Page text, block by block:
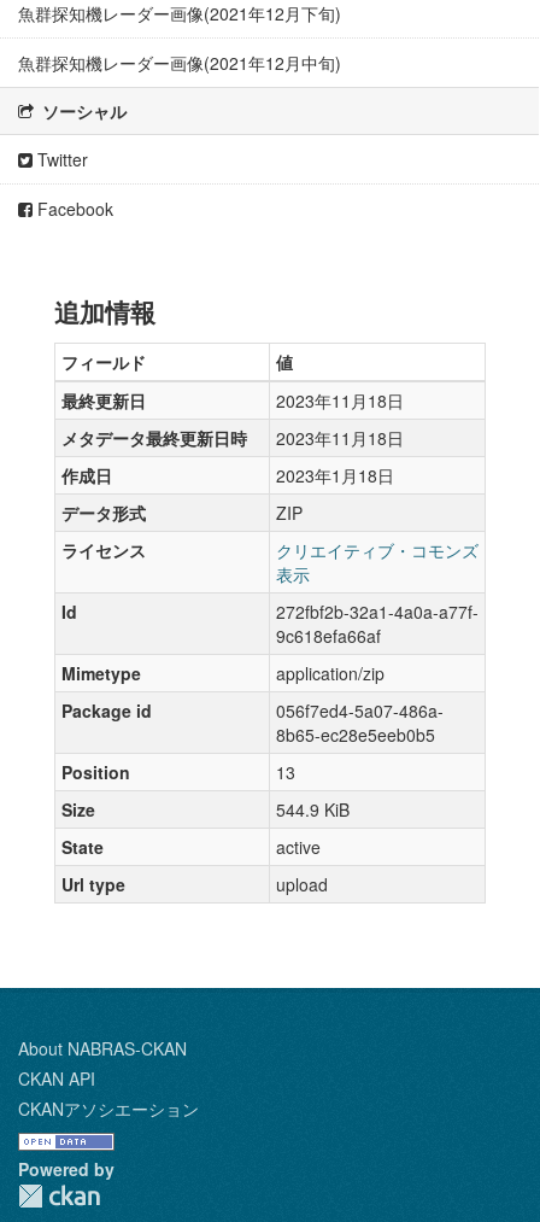
魚群探知機レーダー画像(2021年12月下旬)
魚群探知機レーダー画像(2021年12月中旬)
ソーシャル
Twitter
Facebook
追加情報
フィールド
値
最終更新日
2023年11月18日
メタデータ最終更新日時
2023年11月18日
作成日
2023年1月18日
データ形式
ZIP
ライセンス
クリエイティブ・コモンズ
表示
Id
272fbf2b-32a1-4a0a-a77f-
9c618efa66af
Mimetype
application/zip
Package id
056f7ed4-5a07-486a-
8b65-ec28e5eeb0b5
Position
13
Size
544.9 KiB
State
active
Url type
upload
About NABRAS-CKAN
CKAN API
CKANアソシエーション
Powered by